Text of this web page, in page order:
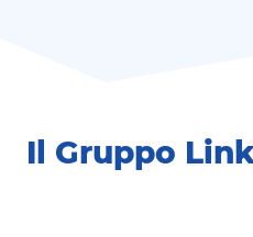
Il Gruppo